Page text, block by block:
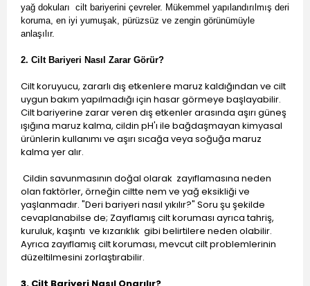
yağ dokuları cilt bariyerini çevreler. Mükemmel yapılandırılmış deri
koruma, en iyi yumuşak, pürüzsüz ve zengin görünümüyle
anlaşılır.
2. Cilt Bariyeri Nasıl Zarar Görür?
Cilt koruyucu, zararlı dış etkenlere maruz kaldığından ve cilt
uygun bakım yapılmadığı için hasar görmeye başlayabilir.
Cilt bariyerine zarar veren dış etkenler arasında aşırı güneş
ışığına maruz kalma, cildin pH'ı ile bağdaşmayan kimyasal
ürünlerin kullanımı ve aşırı sıcağa veya soğuğa maruz
kalma yer alır.
Cildin savunmasının doğal olarak zayıflamasına neden
olan faktörler, örneğin ciltte nem ve yağ eksikliği ve
yaşlanmadır. "Deri bariyeri nasıl yıkılır?" Soru şu şekilde
cevaplanabilse de; Zayıflamış cilt koruması ayrıca tahriş,
kuruluk, kaşıntı ve kızarıklık gibi belirtilere neden olabilir.
Ayrıca zayıflamış cilt koruması, mevcut cilt problemlerinin
düzeltilmesini zorlaştırabilir.